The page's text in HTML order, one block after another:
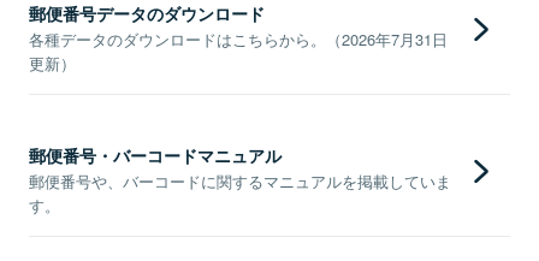
郵便番号データのダウンロード
各種データのダウンロードはこちらから。（2026年7月31日
更新）
郵便番号・バーコードマニュアル
郵便番号や、バーコードに関するマニュアルを掲載していま
す。